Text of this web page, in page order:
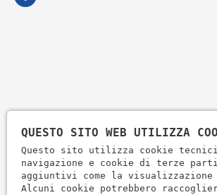
QUESTO SITO WEB UTILIZZA
Questo sito utilizza cookie
navigazione e cookie di terze
aggiuntivi come la
Alcuni cookie potrebbero